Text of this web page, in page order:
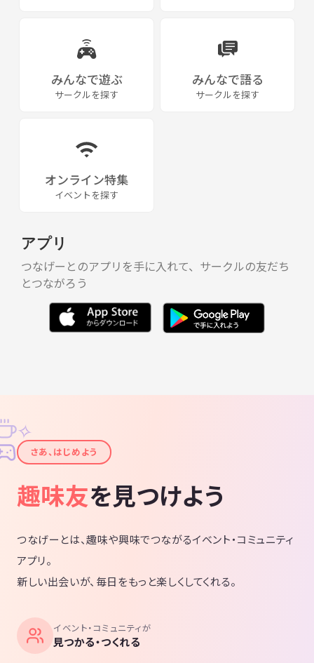
みんなで遊ぶ
サークルを探す
みんなで語る
サークルを探す
オンライン特集
イベントを探す
アプリ
つなげーとのアプリを手に入れて、サークルの友だち
とつながろう
✦
✧
さあ、はじめよう
趣味友を見つけよう
つなげーとは、趣味や興味でつながるイベント・コミュニティ
アプリ。
新しい出会いが、毎日をもっと楽しくしてくれる。
イベント・コミュニティが
見つかる・つくれる